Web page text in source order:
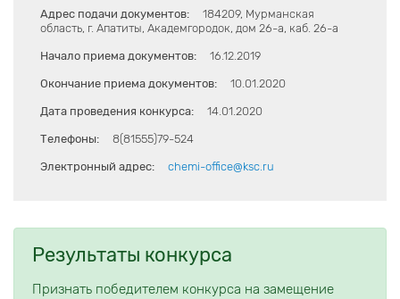
Адрес подачи документов:
184209, Мурманская
область, г. Апатиты, Академгородок, дом 26-а, каб. 26-а
Начало приема документов: 16.12.2019
Окончание приема документов: 10.01.2020
Дата проведения конкурса: 14.01.2020
Телефоны: 8(81555)79-524
Электронный адрес: chemi-office@ksc.ru
Результаты конкурса
Признать победителем конкурса на замещение